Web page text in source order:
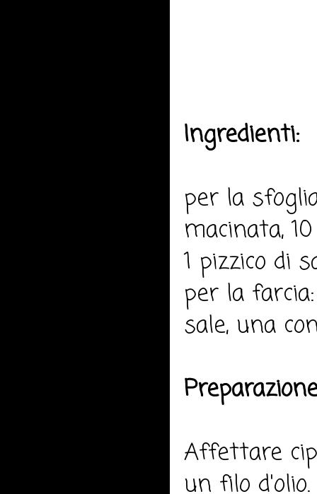
Ingredienti:
per la
macinata,
1 pizzico di
per la
sale, una
Affettare
un filo